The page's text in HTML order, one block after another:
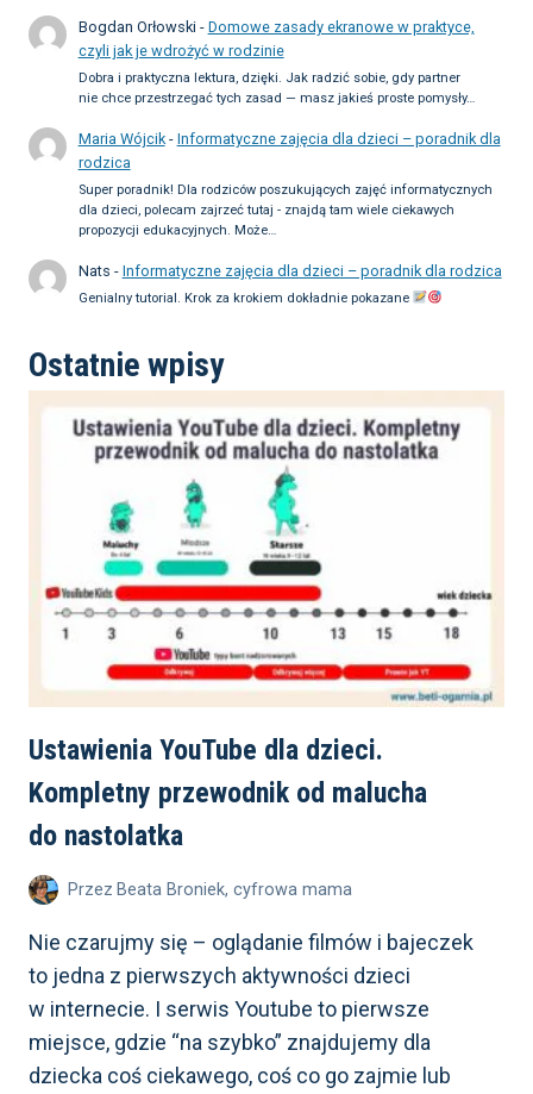
Bogdan Orłowski- Domowe zasady ekranowe w praktyce,
czyli jak je wdrożyć w rodzinie
Dobra i praktyczna lektura, dzięki. Jak radzić sobie, gdy partner
nie chce przestrzegać tych zasad — masz jakieś proste pomysły…
Maria Wójcik- Informatyczne zajęcia dla dzieci – poradnik dla
rodzica
Super poradnik! Dla rodziców poszukujących zajęć informatycznych
dla dzieci, polecam zajrzeć tutaj - znajdą tam wiele ciekawych
propozycji edukacyjnych. Może…
Nats - Informatyczne zajęcia dla dzieci – poradnik dla rodzica
Genialny tutorial. Krok za krokiem dokładnie pokazane
Ostatnie wpisy
Ustawienia YouTube dla dzieci.
Kompletny przewodnik od malucha
do nastolatka
Przez Beata Broniek, cyfrowa mama
Nie czarujmy się – oglądanie filmów i bajeczek
to jedna z pierwszych aktywności dzieci
w internecie. I serwis Youtube to pierwsze
miejsce, gdzie “na szybko” znajdujemy dla
dziecka coś ciekawego, coś co go zajmie lub